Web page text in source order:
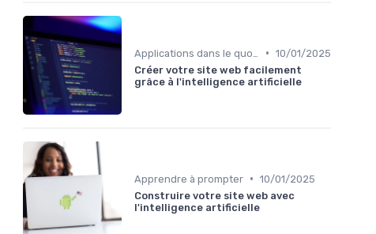
• 10/01/2025
Créer votre site web facilement
grâce à l'intelligence artificielle
Apprendre à prompter • 10/01/2025
Construire votre site web avec
l'intelligence artificielle